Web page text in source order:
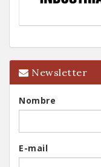
Newsletter
Nombre
E-mail